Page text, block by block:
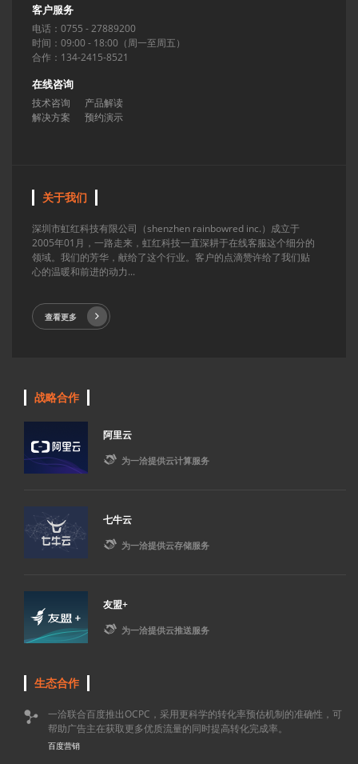
客户服务
电话：0755 - 27889200
时间：09:00 - 18:00（周一至周五）
合作：134-2415-8521
在线咨询
技术咨询
产品解读
解决方案
预约演示
关于我们
深圳市虹红科技有限公司（shenzhen rainbowred inc.）成立于
2005年01月，一路走来，虹红科技一直深耕于在线客服这个细分的
领域。我们的芳华，献给了这个行业。客户的点滴赞许给了我们贴
心的温暖和前进的动力...
查看更多
战略合作
阿里云
 为一洽提供云计算服务
七牛云
 为一洽提供云存储服务
友盟+
 为一洽提供云推送服务
生态合作

一洽联合百度推出OCPC，采用更科学的转化率预估机制的准确性，可
帮助广告主在获取更多优质流量的同时提高转化完成率。
百度营销